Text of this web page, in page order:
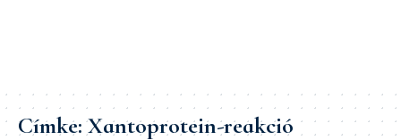
Címke:Xantoprotein-reakció